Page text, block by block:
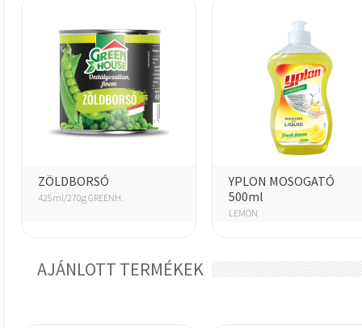
ZÖLDBORSÓ
425ml/270g GREENH.
YPLON MOSOGATÓ
500ml
LEMON
AJÁNLOTT TERMÉKEK